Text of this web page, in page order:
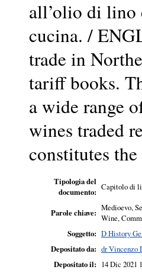
all’olio di lino
cucina. /
trade in
tariff books.
a wide range
wines traded
constitutes
Tipologia del
documento: Capitolo di
Parole chiave: Medioevo,
Wine,
Soggetto: D History
Depositato da: dr Vincenzo
Depositato il: 14 Dic 2021